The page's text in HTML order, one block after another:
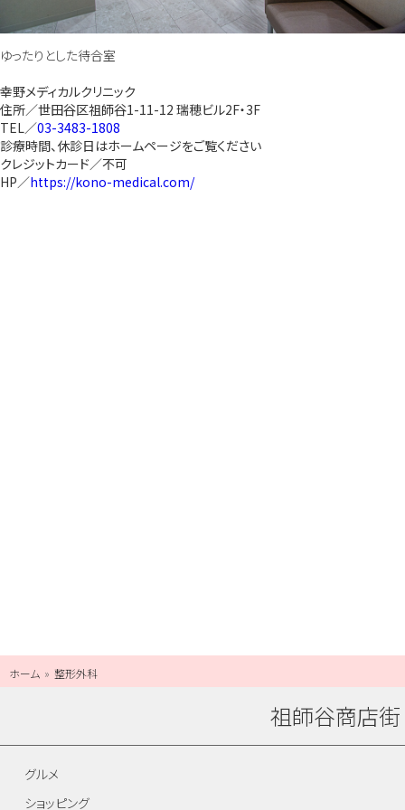
ゆったりとした待合室
幸野メディカルクリニック
住所／世田谷区祖師谷1-11-12 瑞穂ビル2F・3F
TEL／03-3483-1808
診療時間、休診日はホームページをご覧ください
クレジットカード／不可
HP／https://kono-medical.com/
ホーム 整形外科
祖師谷商店街
グルメ
ショッピング